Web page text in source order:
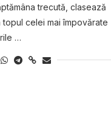
trecută, clasează
celei mai împovărate
…